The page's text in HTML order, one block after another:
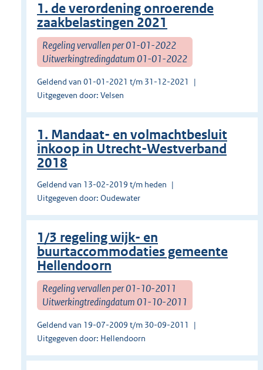
1. de verordening onroerende
zaakbelastingen 2021
Regeling vervallen per 01-01-2022
Uitwerkingtredingdatum 01-01-2022
Geldend van 01-01-2021 t/m 31-12-2021
Uitgegeven door: Velsen
1. Mandaat- en volmachtbesluit
inkoop in Utrecht-Westverband
2018
Geldend van 13-02-2019 t/m heden
Uitgegeven door: Oudewater
1/3 regeling wijk- en
buurtaccommodaties gemeente
Hellendoorn
Regeling vervallen per 01-10-2011
Uitwerkingtredingdatum 01-10-2011
Geldend van 19-07-2009 t/m 30-09-2011
Uitgegeven door: Hellendoorn